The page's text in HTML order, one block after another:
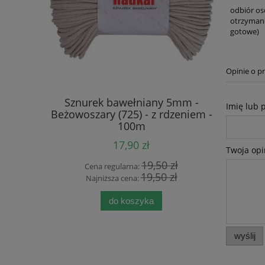
Sznurek bawełniany 5mm -
Beżowoszary (725) - z rdzeniem -
100m
17,90 zł
Cena regularna:19,50 zł
Najniższa cena:19,50 zł
do koszyka
Sznurek
(125)
odbiór
gotowe)
Opinie o
Imię lub
Twoja
wyślij